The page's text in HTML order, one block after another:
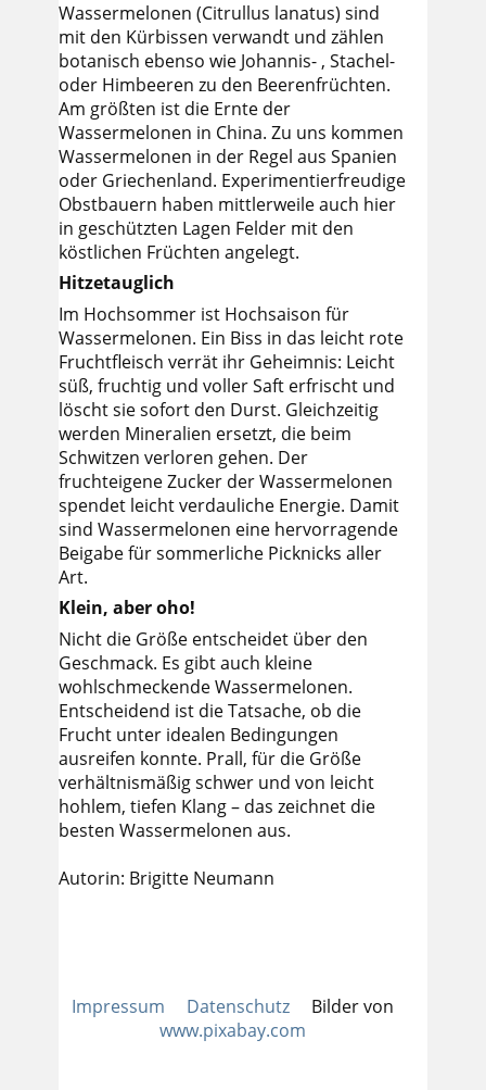
Wassermelonen (Citrullus lanatus) sind
mit den Kürbissen verwandt und zählen
botanisch ebenso wie Johannis- , Stachel-
oder Himbeeren zu den Beerenfrüchten.
Am größten ist die Ernte der
Wassermelonen in China. Zu uns kommen
Wassermelonen in der Regel aus Spanien
oder Griechenland. Experimentierfreudige
Obstbauern haben mittlerweile auch hier
in geschützten Lagen Felder mit den
köstlichen Früchten angelegt.
Hitzetauglich
Im Hochsommer ist Hochsaison für
Wassermelonen. Ein Biss in das leicht rote
Fruchtfleisch verrät ihr Geheimnis: Leicht
süß, fruchtig und voller Saft erfrischt und
löscht sie sofort den Durst. Gleichzeitig
werden Mineralien ersetzt, die beim
Schwitzen verloren gehen. Der
fruchteigene Zucker der Wassermelonen
spendet leicht verdauliche Energie. Damit
sind Wassermelonen eine hervorragende
Beigabe für sommerliche Picknicks aller
Art.
Klein, aber oho!
Nicht die Größe entscheidet über den
Geschmack. Es gibt auch kleine
wohlschmeckende Wassermelonen.
Entscheidend ist die Tatsache, ob die
Frucht unter idealen Bedingungen
ausreifen konnte. Prall, für die Größe
verhältnismäßig schwer und von leicht
hohlem, tiefen Klang – das zeichnet die
besten Wassermelonen aus.
Autorin: Brigitte Neumann
Impressum DatenschutzBilder von
www.pixabay.com